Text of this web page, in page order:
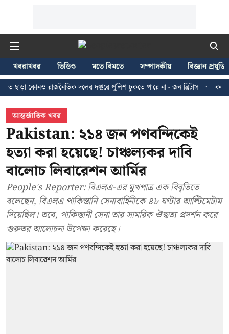
খবরাখবর ভিডিও মতে বিমতে সম্পাদকীয়
বিজ্ঞান প্রযুক্তি
রাজনৈতিক দলের দপ্তরে পুলিশ ঢুকতে পারে না - জন ব্রিটাস
কলকাতায় ২৪
আন্তর্জাতিক খবর
Pakistan: ২১৪ জন পণবন্দিকেই
হত্যা করা হয়েছে! চাঞ্চল্যকর দাবি
বালোচ লিবারেশন আর্মির
People's Reporter: বিএলএ-এর মুখপাত্র এক বিবৃতিতে
বলেছেন, বিএলএ পাকিস্তানি সেনাবাহিনীকে ৪৮ ঘণ্টার আল্টিমেটাম
দিয়েছিল। তবে, পাকিস্তানী সেনা তার সামরিক ঔদ্ধত্য প্রদর্শন করে
গুরুতর আলোচনা উপেক্ষা করেছে।